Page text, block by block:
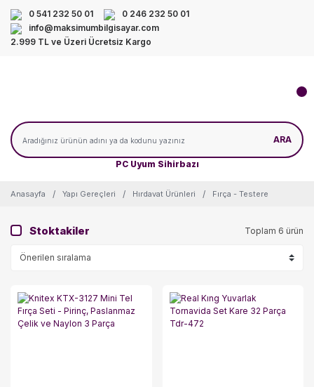
0 541 232 50 01
0 246 232 50 01
info@maksimumbilgisayar.com
2.999 TL ve Üzeri Ücretsiz Kargo
PC Uyum Sihirbazı
ARA
Anasayfa Yapı Gereçleri Hırdavat Ürünleri Fırça - Testere
Stoktakiler Toplam 6 ürün